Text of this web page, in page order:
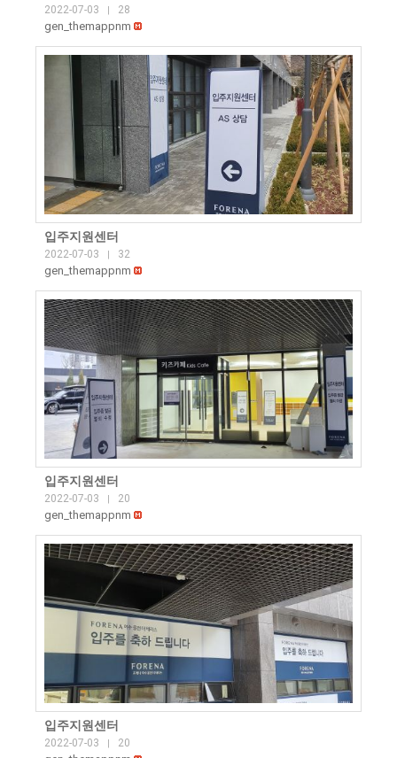
2022-07-03 28
gen_themappnm
입주지원센터
2022-07-03 32
gen_themappnm
입주지원센터
2022-07-03 20
gen_themappnm
입주지원센터
2022-07-03 20